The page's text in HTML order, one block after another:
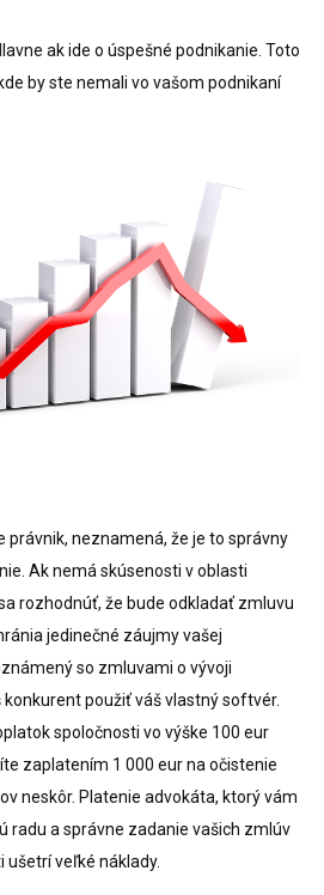
ak ide o úspešné podnikanie. Toto
by ste nemali vo vašom podnikaní
právnik, neznamená, že je to správny
Ak nemá skúsenosti v oblasti
rozhodnúť, že bude odkladať zmluvu
jedinečné záujmy vašej
so zmluvami o vývoji
použiť váš vlastný softvér.
spoločnosti vo výške 100 eur
zaplatením 1 000 eur na očistenie
neskôr. Platenie advokáta, ktorý vám
radu a správne zadanie vašich zmlúv
ušetrí veľké náklady.